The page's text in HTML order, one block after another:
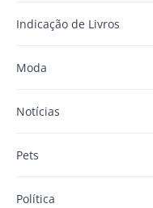
Indicação de Livros
Moda
Notícias
Pets
Política